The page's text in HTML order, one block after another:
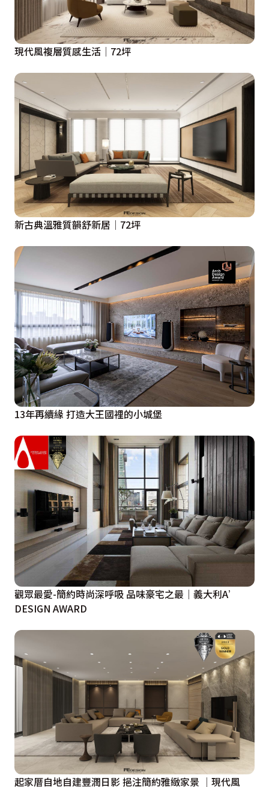
現代風複層質感生活│72坪
新古典溫雅質韻舒新居│72坪
13年再續緣 打造大王國裡的小城堡
觀眾最愛-簡約時尚深呼吸 品味豪宅之最｜義大利A’
DESIGN AWARD
起家厝自地自建豐潤日影 挹注簡約雅緻家景 │現代風